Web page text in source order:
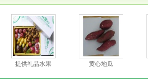
提供礼品水果 黄心地瓜